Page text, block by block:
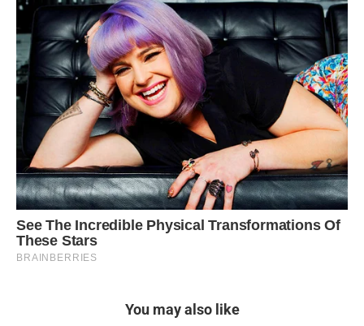
You may also like